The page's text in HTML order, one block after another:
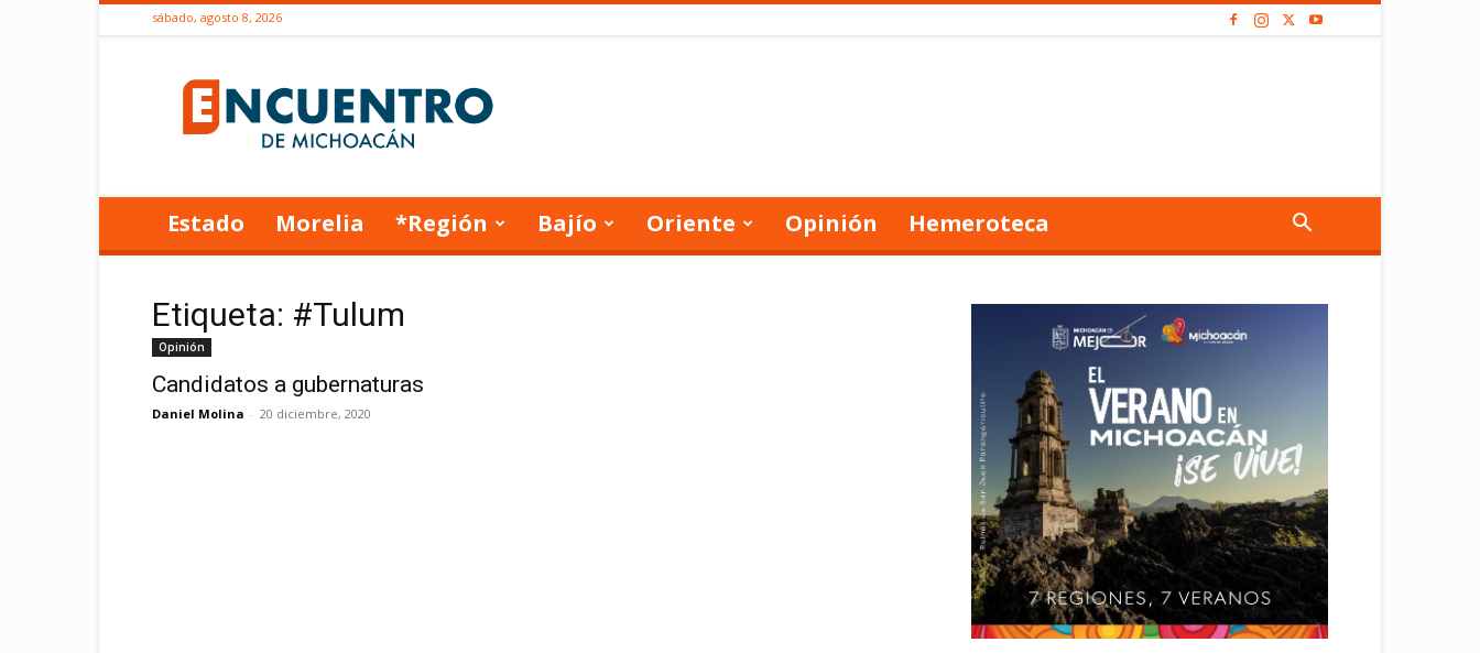
sábado, agosto 8, 2026
de
Michoacán
Estado Morelia *Región Bajío Oriente Opinión Hemeroteca
Etiqueta: #Tulum
Opinión
Candidatos a gubernaturas
Daniel Molina - 20 diciembre, 2020